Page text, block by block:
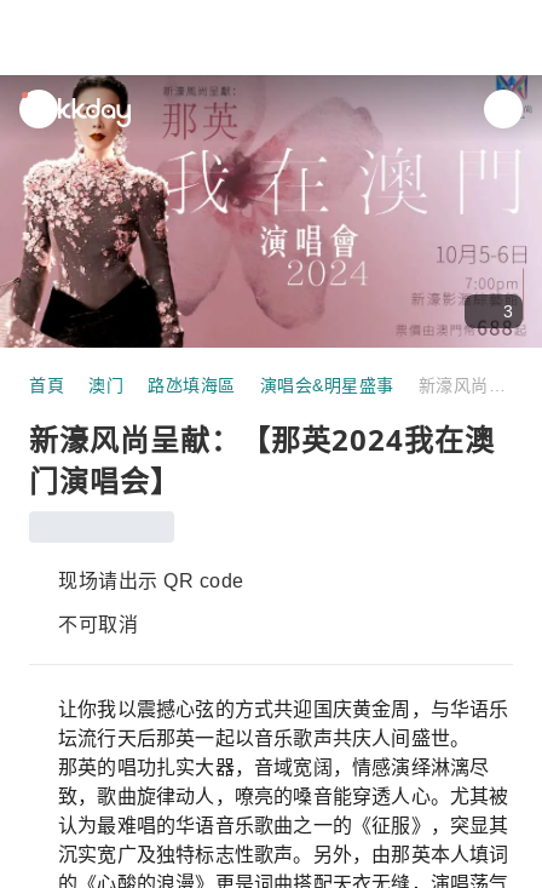
unread
notifications
3
首頁 澳门 路氹填海區 演唱会&明星盛事
新濠风尚呈献：【那英2024我在澳
门演唱会】
现场请出示 QR code
不可取消
让你我以震撼心弦的方式共迎国庆黄金周，与华语乐
坛流行天后那英一起以音乐歌声共庆人间盛世。
那英的唱功扎实大器，音域宽阔，情感演绎淋漓尽
致，歌曲旋律动人，嘹亮的嗓音能穿透人心。尤其被
认为最难唱的华语音乐歌曲之一的《征服》，突显其
沉实宽广及独特标志性歌声。另外，由那英本人填词